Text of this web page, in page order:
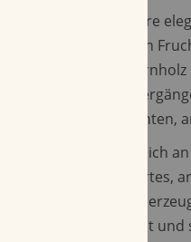
die Corona ihre
mit einer zarten
Leder und
für weiche
mit einer dezenten,
richtet sich
ein bewusst geführtes,
wissen. Sie
Feinsinn, Klarheit und